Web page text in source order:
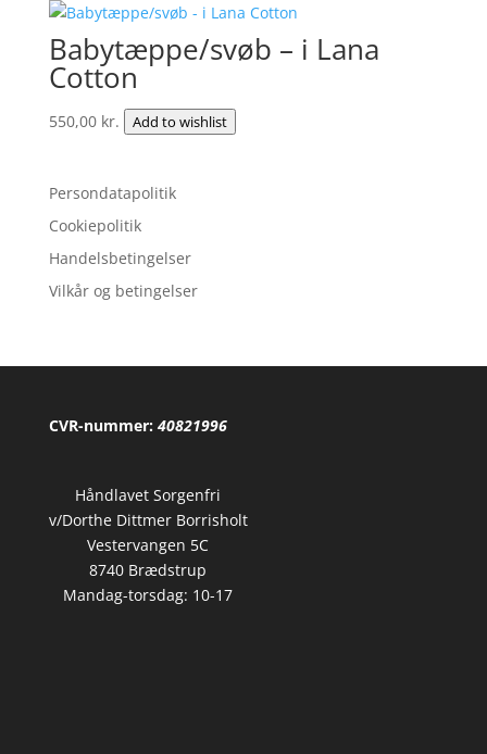
Babytæppe/svøb – i Lana
Cotton
550,00 kr. Add to wishlist
Persondatapolitik
Cookiepolitik
Handelsbetingelser
Vilkår og betingelser
CVR-nummer: 40821996
Håndlavet Sorgenfri
v/Dorthe Dittmer Borrisholt
Vestervangen 5C
8740 Brædstrup
Mandag-torsdag: 10-17